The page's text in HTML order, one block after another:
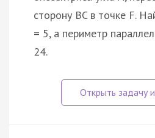
сторону BC в точке F.
= 5, а периметр
24.